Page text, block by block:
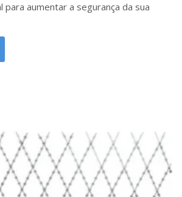
para aumentar a segurança da sua